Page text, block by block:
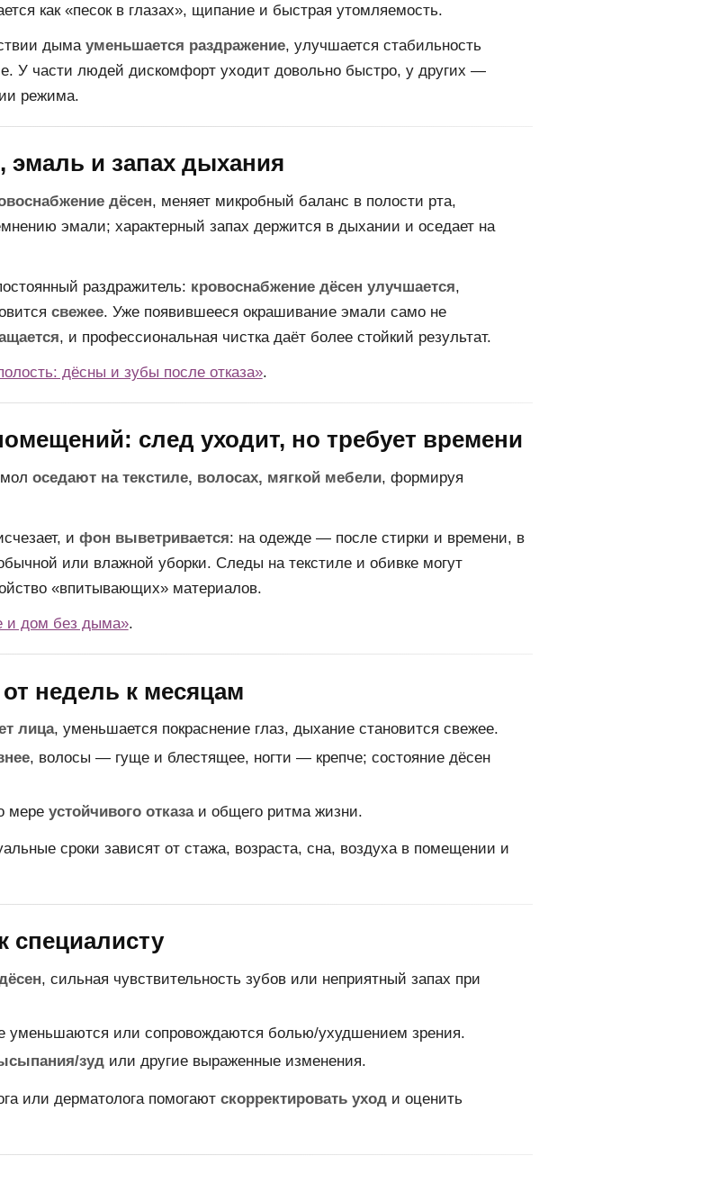
как «песок в глазах», щипание и быстрая утомляемость.
дыма уменьшается раздражение, улучшается стабильность
У части людей дискомфорт уходит довольно быстро, у других —
режима.
эмаль и запах дыхания
дёсен, меняет микробный баланс в полости рта,
эмали; характерный запах держится в дыхании и оседает на
раздражитель: кровоснабжение дёсен улучшается,
свежее. Уже появившееся окрашивание эмали само не
, и профессиональная чистка даёт более стойкий результат.
дёсны и зубы после отказа».
след уходит, но требует времени
оседают на текстиле, волосах, мягкой мебели, формируя
и фон выветривается: на одежде — после стирки и времени, в
или влажной уборки. Следы на текстиле и обивке могут
«впитывающих» материалов.
и дом без дыма».
недель к месяцам
лица, уменьшается покраснение глаз, дыхание становится свежее.
, волосы — гуще и блестящее, ногти — крепче; состояние дёсен
мере устойчивого отказаи общего ритма жизни.
сроки зависят от стажа, возраста, сна, воздуха в помещении и
специалисту
, сильная чувствительность зубов или неприятный запах при
уменьшаются или сопровождаются болью/ухудшением зрения.
зудили другие выраженные изменения.
или дерматолога помогают скорректировать уходи оценить